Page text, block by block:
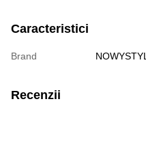
Caracteristici
Brand NOWYSTYL
Recenzii